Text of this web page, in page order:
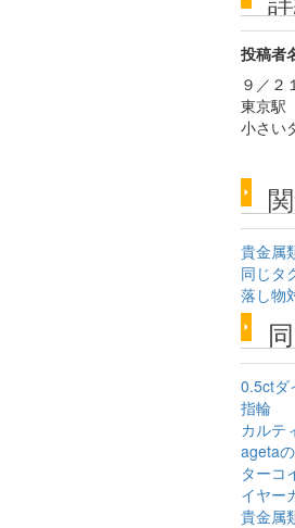
投稿者
９／
東京駅
小さい
貴金属
同じタ
落し物
0.5ctダ
指輪
カルテ
ageta
ターコ
イヤ
貴金属